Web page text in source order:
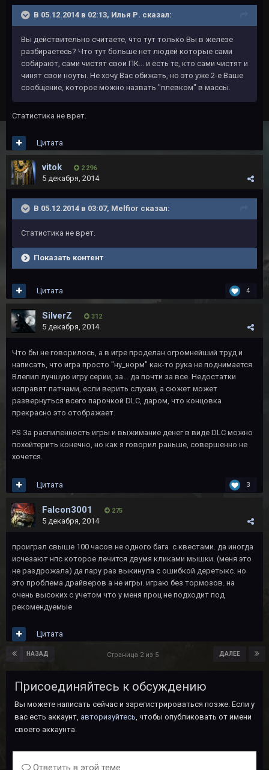
В 05.12.2014 в 02:13, Илья Р. сказал:
Вы действительно считаете, что тут только Вы в железе
разбираетесь? Что тут больше нет людей которые сами
собирают, сами чистят свои ПК... и есть те, кто сами чистят и
чинят свои ноуты. Не хочу Вас обижать, но это уже 2-е Ваше
сообщение, которое можно назвать "плевком" в массы.
Статистика не врет.
Цитата
vitok 2 296
5 декабря, 2014
В 05.12.2014 в 03:07, Melfior сказал:
Статистика не врет.
Показать контент
4
Цитата
SilverZ 312
5 декабря, 2014
Что бы не говорилось, а в игре проделан огромнейший труд и
написать, что игра просто "ну_норм" как-то рука не поднимается.
Влепил лучшую игру серии, за... да почти за все. Недостатки
исправят патчами, если верить слухам, а сюжет может
развернуться всего парочкой DLC, даром, что концовка
прекрасно это отображает.
PS За распиленность игры и выжимание денег в виде DLC можно
похейтерить конечно, но как я говорил раньше, совершенно не
хочется.
3
Цитата
Falcon3001 275
5 декабря, 2014
проиграл свыше 100 часов не одного бага с квестами. да иногда
исчезают нпс которое лечится двумя кликами мышки. (меня это
не раздрожала) да пару раз выкинула с ошибкой деретыкс. но
это проблема драйверов а не игры. играю без тормозов. на
очень высоких с учетом что у меня проц не подходит под
рекомендуемые
Цитата
НАЗАД ДАЛЕЕ
Страница 2 из 5
Присоединяйтесь к обсуждению
Вы можете написать сейчас и зарегистрироваться позже. Если у
вас есть аккаунт, авторизуйтесь, чтобы опубликовать от имени
своего аккаунта.
Ответить в этой теме...